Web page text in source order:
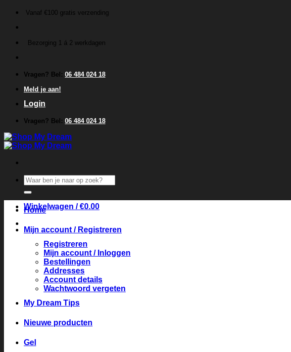
inhoud
Vanaf €100 gratis verzending
Bezorging 1 á 2 werkdagen
Vragen? Bel: 06 484 024 18
Meld je aan!
Login
Vragen? Bel: 06 484 024 18
Zoeken
naar:
Winkelwagen /€0.00
Home
Mijn account / Registreren
Registreren
Mijn account / Inloggen
Bestellingen
Addresses
Account details
Wachtwoord vergeten
My Dream Tips
Nieuwe producten
Gel